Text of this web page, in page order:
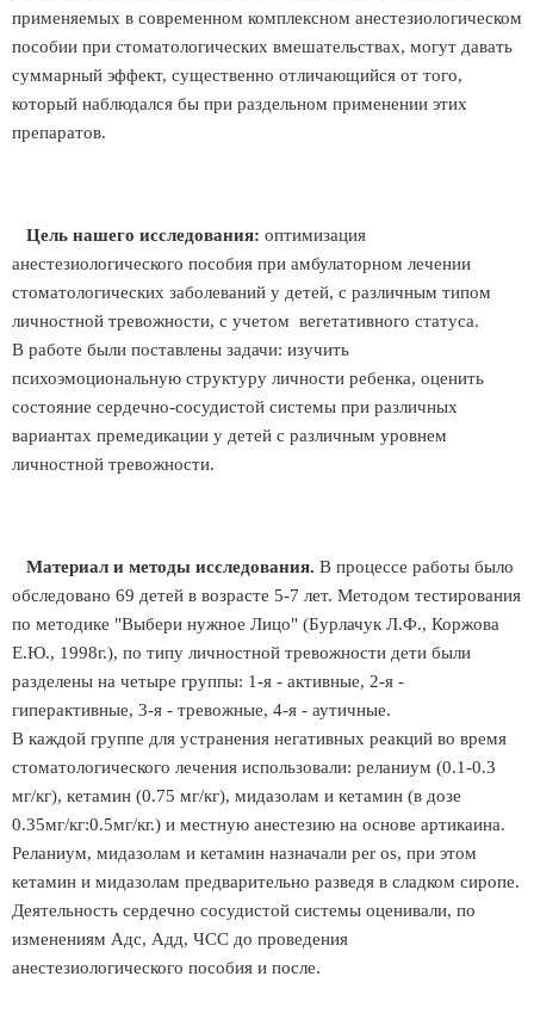
применяемых в современном комплексном анестезиологическом
пособии при стоматологических вмешательствах, могут давать
суммарный эффект, существенно отличающийся от того,
который наблюдался бы при раздельном применении этих
препаратов.
Цель нашего исследования: оптимизация
анестезиологического пособия при амбулаторном лечении
стоматологических заболеваний у детей, с различным типом
личностной тревожности, с учетом вегетативного статуса.
В работе были поставлены задачи: изучить
психоэмоциональную структуру личности ребенка, оценить
состояние сердечно-сосудистой системы при различных
вариантах премедикации у детей с различным уровнем
личностной тревожности.
Материал и методы исследования. В процессе работы было
обследовано 69 детей в возрасте 5-7 лет. Методом тестирования
по методике "Выбери нужное Лицо" (Бурлачук Л.Ф., Коржова
Е.Ю., 1998г.), по типу личностной тревожности дети были
разделены на четыре группы: 1-я - активные, 2-я -
гиперактивные, 3-я - тревожные, 4-я - аутичные.
В каждой группе для устранения негативных реакций во время
стоматологического лечения использовали: реланиум (0.1-0.3
мг/кг), кетамин (0.75 мг/кг), мидазолам и кетамин (в дозе
0.35мг/кг:0.5мг/кг.) и местную анестезию на основе артикаина.
Реланиум, мидазолам и кетамин назначали per os, при этом
кетамин и мидазолам предварительно разведя в сладком сиропе.
Деятельность сердечно сосудистой системы оценивали, по
изменениям Адс, Адд, ЧСС до проведения
анестезиологического пособия и после.